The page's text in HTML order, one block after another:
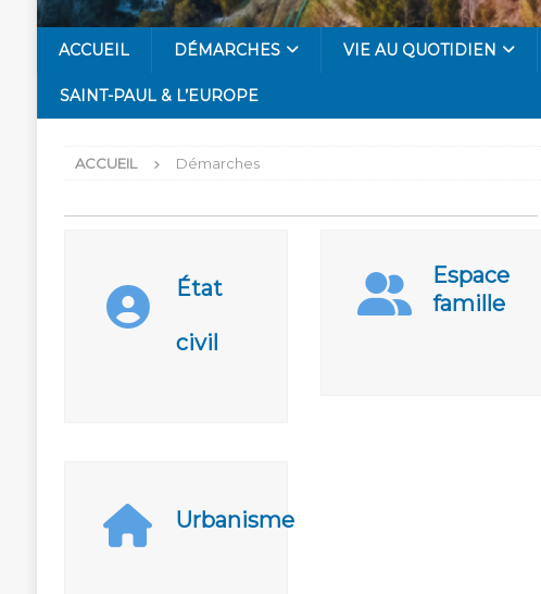
ACCUEIL DÉMARCHES VIE AU QUOTIDIEN
SAINT-PAUL & L’EUROPE
ACCUEIL Démarches
État
civil
Espace
famille
Urbanisme